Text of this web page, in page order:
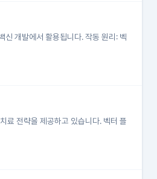
신 개발에서 활용됩니다. 작동 원리: 벡
료 전략을 제공하고 있습니다. 벡터 플